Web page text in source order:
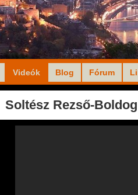
Videók Blog Fórum
Soltész Rezső-